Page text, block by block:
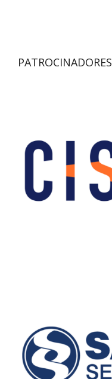
PATROCINADORES